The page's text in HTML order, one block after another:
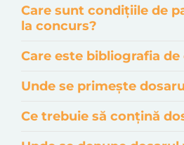
Care sunt condițiile de
la concurs?
Care este bibliografia
Unde se primește
Ce trebuie să conțină